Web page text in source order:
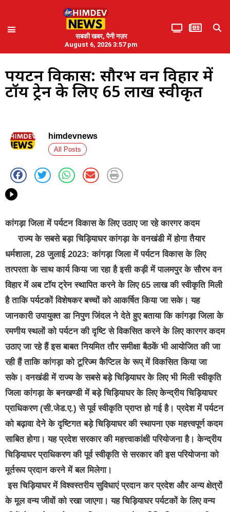
सबकी खबर, पैनी नज़र
August 6, 2026 3:57 pm
पर्यटन विकास: सौरभ वन विहार में
टॉय ट्रेन के लिए 65 लाख स्वीकृत
himdevnews
All Posts
कांगड़ा जिला में पर्यटन विकास के लिए उठाए जा रहे कारगर कदम
राज्य के सबसे बड़ा चिड़ियाघर कांगड़ा के वनखंडी में होगा तैयार
धर्मशाला, 28 जुलाई 2023: कांगड़ा जिला में पर्यटन विकास के लिए
तत्परता के साथ कार्य किया जा रहा है इसी कड़ी में पालमपुर के सौरभ वन
विहार में अब टॉय ट्रेन स्थापित करने के लिए 65 लाख की स्वीकृति मिली
है ताकि पर्यटकों विशेषकर बच्चों को आकर्षित किया जा सके। यह
जानकारी उपायुक्त डा निपुण जिंदल ने देते हुए बताया कि कांगड़ा जिला के
रमणीय स्थलों को पर्यटन की दृष्टि से विकसित करने के लिए कारगर कदम
उठाए जा रहे हैं इस बाबत नियमित तौर समीक्षा बैठकें भी आयोजित की जा
रही हैं ताकि कांगड़ा को टूरिज्म कैप्टिल के रूप् में विकसित किया जा
सके। वनखंडी में राज्य के सबसे बड़े चिड़ियाघर के लिए भी मिली स्वीकृति
जिला कांगड़ा के बनखण्डी में बड़े चिड़ियाघर के लिए केन्द्रीय चिड़ियाघर
प्राधिकरण (सी.जेड.ए.) से पूर्व स्वीकृति प्राप्त हो गई है। प्रदेश में पर्यटन
को बढ़ावा देने के दृष्टिगत बड़े चिड़ियाघर की स्थापना एक महत्त्वपूर्ण कदम
साबित होगा। यह प्रदेश सरकार की महत्त्वाकांक्षी परियोजना है। केन्द्रीय
चिड़ियाघर प्राधिकरण की पूर्व स्वीकृति से सरकार की इस परियोजना को
मूर्तरूप प्रदान करने में बल मिलेगा।
इस चिड़ियाघर में विश्वस्तरीय सुविधाएं प्रदान कर प्रदेश और अन्य क्षेत्रों
के मूल वन्य जीवों को रखा जाएगा। यह चिड़ियाघर पर्यटकों के लिए वन्य